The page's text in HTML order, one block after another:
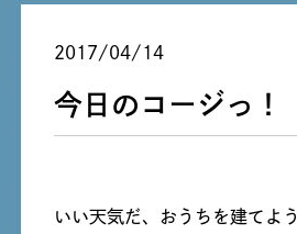
2017/04/14
今日のコージっ！
いい天気だ、おうちを建てよう